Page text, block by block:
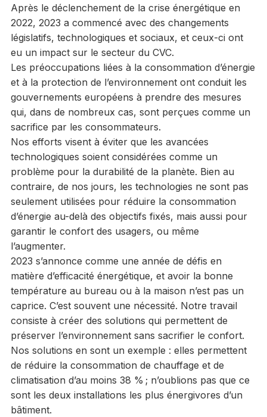
Après le déclenchement de la crise énergétique en
2022, 2023 a commencé avec des changements
législatifs, technologiques et sociaux, et ceux-ci ont
eu un impact sur le secteur du CVC.
Les préoccupations liées à la consommation d’énergie
et à la protection de l’environnement ont conduit les
gouvernements européens à prendre des mesures
qui, dans de nombreux cas, sont perçues comme un
sacrifice par les consommateurs.
Nos efforts visent à éviter que les avancées
technologiques soient considérées comme un
problème pour la durabilité de la planète. Bien au
contraire, de nos jours, les technologies ne sont pas
seulement utilisées pour réduire la consommation
d’énergie au-delà des objectifs fixés, mais aussi pour
garantir le confort des usagers, ou même
l’augmenter.
2023 s’annonce comme une année de défis en
matière d’efficacité énergétique, et avoir la bonne
température au bureau ou à la maison n’est pas un
caprice. C’est souvent une nécessité. Notre travail
consiste à créer des solutions qui permettent de
préserver l’environnement sans sacrifier le confort.
Nos solutions en sont un exemple : elles permettent
de réduire la consommation de chauffage et de
climatisation d’au moins 38 % ; n’oublions pas que ce
sont les deux installations les plus énergivores d’un
bâtiment.